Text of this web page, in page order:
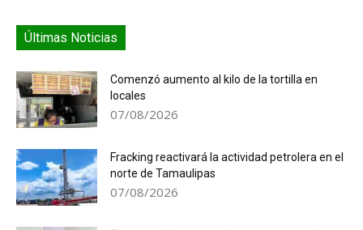
Últimas Noticias
Comenzó aumento al kilo de la tortilla en
locales
07/08/2026
Fracking reactivará la actividad petrolera en el
norte de Tamaulipas
07/08/2026